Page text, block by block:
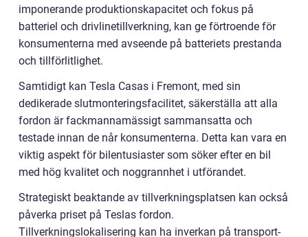
imponerande produktionskapacitet och fokus på
batteriel och drivlinetillverkning, kan ge förtroende för
konsumenterna med avseende på batteriets prestanda
och tillförlitlighet.
Samtidigt kan Tesla Casas i Fremont, med sin
dedikerade slutmonteringsfacilitet, säkerställa att alla
fordon är fackmannamässigt sammansatta och
testade innan de når konsumenterna. Detta kan vara en
viktig aspekt för bilentusiaster som söker efter en bil
med hög kvalitet och noggrannhet i utförandet.
Strategiskt beaktande av tillverkningsplatsen kan också
påverka priset på Teslas fordon.
Tillverkningslokalisering kan ha inverkan på transport-